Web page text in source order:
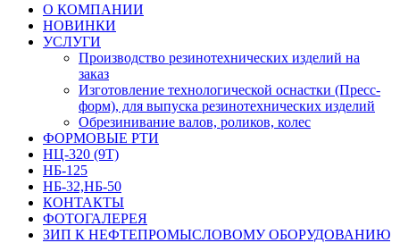
О КОМПАНИИ
НОВИНКИ
УСЛУГИ
Производство резинотехнических изделий на
заказ
Изготовление технологической оснастки (Пресс-
форм), для выпуска резинотехнических изделий
Обрезинивание валов, роликов, колес
ФОРМОВЫЕ РТИ
НЦ-320 (9Т)
НБ-125
НБ-32,НБ-50
КОНТАКТЫ
ФОТОГАЛЕРЕЯ
ЗИП К НЕФТЕПРОМЫСЛОВОМУ ОБОРУДОВАНИЮ